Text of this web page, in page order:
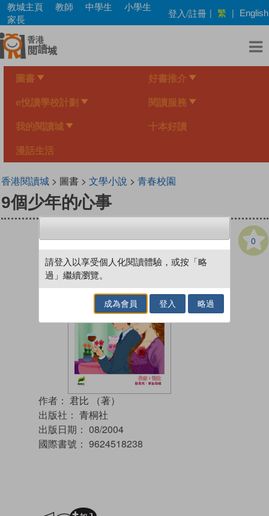
Skip
main
content
教城主頁 教師 中學生
小學生
家長
登入/註冊 | 繁 | English
圖書 好書推介
e悅讀學校計劃 閱讀服務
我的閱讀城 十本好讀
漫話生活
香港閱讀城> 圖書 > 文學小說 > 青春校園
9個少年的心事
0
作者： 君比 （著）
出版社： 青桐社
出版日期： 08/2004
國際書號： 9624518238
請登入以享受個人化閱讀體驗，或按「略
過」繼續瀏覽。
成為會員 登入 略過